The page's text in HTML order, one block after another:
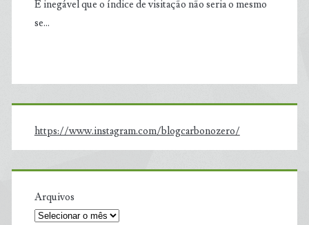
É inegável que o índice de visitação não seria o mesmo
se…
https://www.instagram.com/blogcarbonozero/
Arquivos